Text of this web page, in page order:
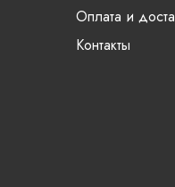
Оплата и
Контакты